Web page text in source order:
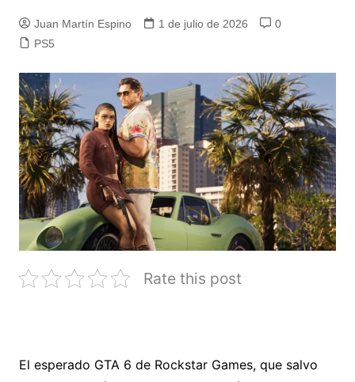
Juan Martín Espino 1 de julio de 2026
0
PS5
Rate this post
El esperado GTA 6 de Rockstar Games, que salvo